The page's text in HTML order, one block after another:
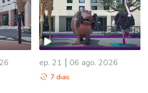
ep. 21 | 06 ago. 2026
7 dias